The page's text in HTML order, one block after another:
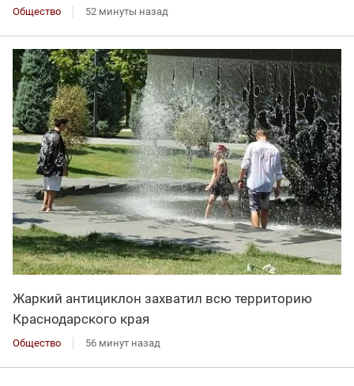
Общество 52 минуты назад
Жаркий антициклон захватил всю территорию
Краснодарского края
Общество 56 минут назад